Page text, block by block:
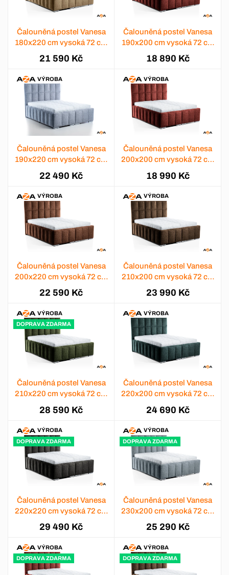
Čalouněná postel Vanesa
180x220 cm vysoká 72 cm
- výběr barev
21 590 Kč
Čalouněná postel Vanesa
190x200 cm vysoká 72 cm
- výběr barev
18 890 Kč
VÝROBA
Čalouněná postel Vanesa
190x220 cm vysoká 72 cm
- výběr barev
22 490 Kč
VÝROBA
Čalouněná postel Vanesa
200x200 cm vysoká 72 cm
- výběr barev
18 990 Kč
VÝROBA
Čalouněná postel Vanesa
200x220 cm vysoká 72 cm
- výběr barev
22 590 Kč
VÝROBA
Čalouněná postel Vanesa
210x200 cm vysoká 72 cm
- výběr barev
23 990 Kč
VÝROBA
DOPRAVA ZDARMA
Čalouněná postel Vanesa
210x220 cm vysoká 72 cm
- výběr barev
28 590 Kč
VÝROBA
Čalouněná postel Vanesa
220x200 cm vysoká 72 cm
- výběr barev
24 690 Kč
VÝROBA
DOPRAVA ZDARMA
Čalouněná postel Vanesa
220x220 cm vysoká 72 cm
- výběr barev
29 490 Kč
VÝROBA
DOPRAVA ZDARMA
Čalouněná postel Vanesa
230x200 cm vysoká 72 cm
- výběr barev
25 290 Kč
VÝROBA
DOPRAVA ZDARMA
VÝROBA
DOPRAVA ZDARMA